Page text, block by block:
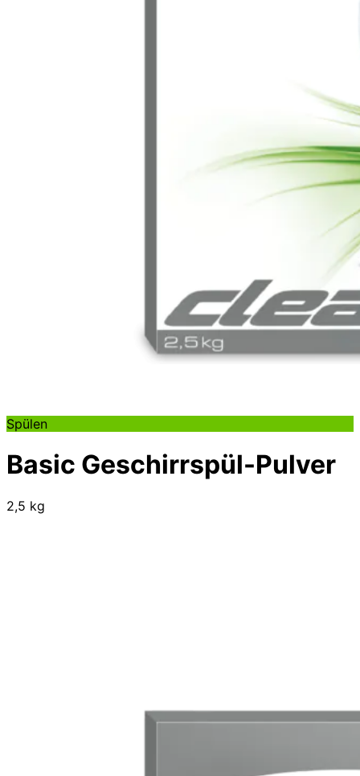
Spülen
Basic Geschirrspül-Pulver
2,5 kg